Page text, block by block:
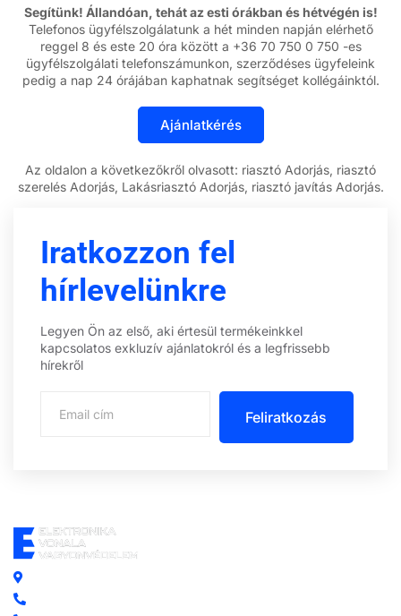
Segítünk! Állandóan, tehát az esti órákban és hétvégén is!
Telefonos ügyfélszolgálatunk a hét minden napján elérhető
reggel 8 és este 20 óra között a +36 70 750 0 750 -es
ügyfélszolgálati telefonszámunkon, szerződéses ügyfeleink
pedig a nap 24 órájában kaphatnak segítséget kollégáinktól.
Az oldalon a következőkről olvasott: riasztó Adorjás, riasztó
szerelés Adorjás, Lakásriasztó Adorjás, riasztó javítás Adorjás.
Iratkozzon fel
hírlevelünkre
Legyen Ön az első, aki értesül termékeinkkel
kapcsolatos exkluzív ajánlatokról és a legfrissebb
hírekről
Feliratkozás